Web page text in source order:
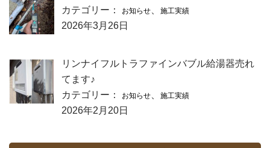
カテゴリー：
お知らせ 施工実績
2026年3月26日
リンナイフルトラファインバブル給湯器売れ
てます♪
カテゴリー：
お知らせ、 施工実績
2026年2月20日